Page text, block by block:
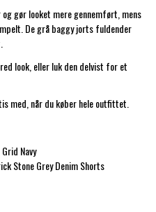
gør looket mere gennemført, mens
De grå baggy jorts fuldender
look, eller luk den delvist for et
med, når du køber hele outfittet.
Navy
Stone Grey Denim Shorts